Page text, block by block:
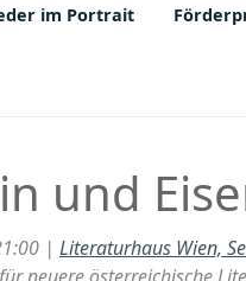
im Portrait
und
| Literaturhaus Wien,